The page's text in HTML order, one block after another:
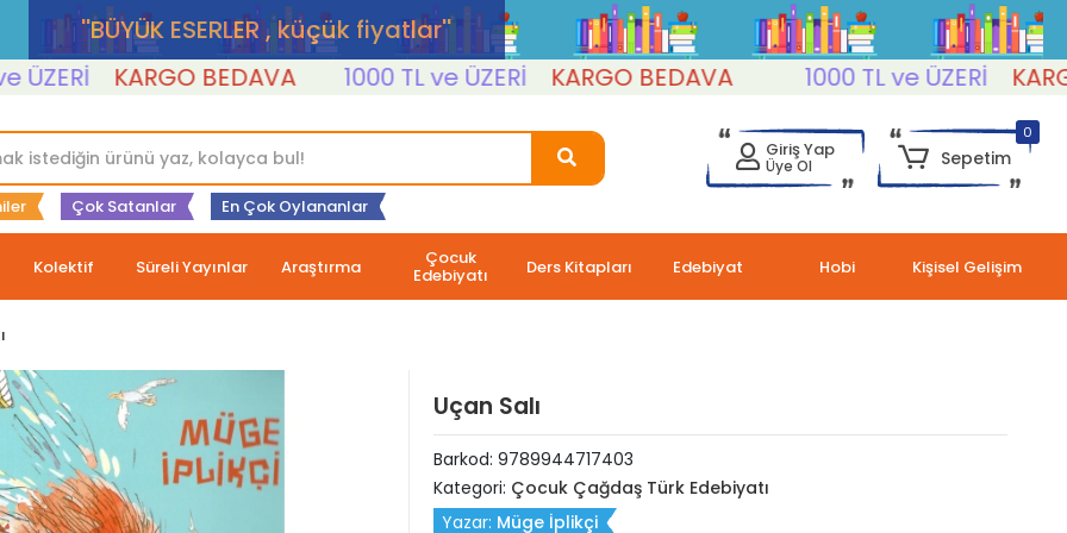
''BÜYÜK ESERLER , küçük fiyatlar''
KARGO BEDAVA 1000 TL ve ÜZERİ KARGO BEDAVA 1000 TL ve ÜZERİ KARGO
Çok Satanlar En Çok Oylananlar
Giriş Yap
Üye Ol
0
Sepetim
Kolektif Süreli Yayınlar Araştırma Çocuk
Edebiyatı Ders Kitapları Edebiyat Hobi Kişisel Gelişim
Uçan Salı
Barkod: 9789944717403
Kategori: Çocuk Çağdaş Türk Edebiyatı
Yazar: Müge İplikçi